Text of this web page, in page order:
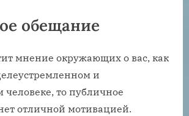
обещание
мнение окружающих о вас, как
и
человеке, то публичное
отличной мотивацией.